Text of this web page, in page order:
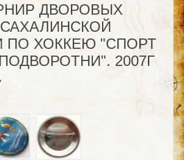
ДВОРОВЫХ
ПО ХОККЕЮ "СПОРТ
2007Г